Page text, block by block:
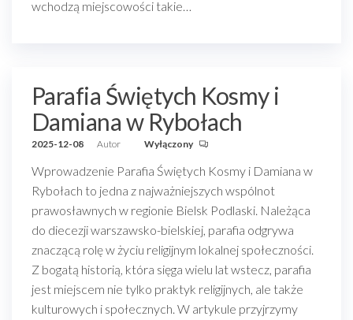
wchodzą miejscowości takie…
Parafia Świętych Kosmy i
Damiana w Rybołach
2025-12-08 Autor Wyłączony
Wprowadzenie Parafia Świętych Kosmy i Damiana w
Rybołach to jedna z najważniejszych wspólnot
prawosławnych w regionie Bielsk Podlaski. Należąca
do diecezji warszawsko-bielskiej, parafia odgrywa
znaczącą rolę w życiu religijnym lokalnej społeczności.
Z bogatą historią, która sięga wielu lat wstecz, parafia
jest miejscem nie tylko praktyk religijnych, ale także
kulturowych i społecznych. W artykule przyjrzymy